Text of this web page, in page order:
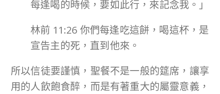
每逢喝的時候，要如此行，來記念我。」
林前 11:26 你們每逢吃這餅，喝這杯，是
宣告主的死，直到他來。
所以信徒要謹慎，聖餐不是一般的筵席，讓享
用的人飲飽食醉，而是有著重大的屬靈意義，